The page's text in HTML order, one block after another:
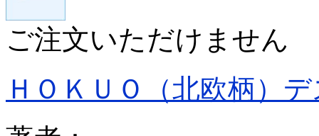
ご注文いただけません
ＨＯＫＵＯ（北欧柄）